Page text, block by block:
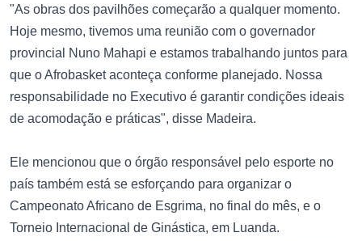
"As obras dos pavilhões começarão a qualquer momento.
Hoje mesmo, tivemos uma reunião com o governador
provincial Nuno Mahapi e estamos trabalhando juntos para
que o Afrobasket aconteça conforme planejado. Nossa
responsabilidade no Executivo é garantir condições ideais
de acomodação e práticas", disse Madeira.
Ele mencionou que o órgão responsável pelo esporte no
país também está se esforçando para organizar o
Campeonato Africano de Esgrima, no final do mês, e o
Torneio Internacional de Ginástica, em Luanda.